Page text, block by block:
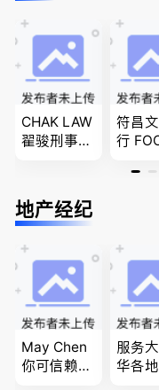
团聚，投资
移民以及各
类省提名和
技术移民
民和
08731
CHAK LAW
翟骏刑事交
民事诉讼/
房产过户
符昌
行
家庭
地产经纪
May Chen
你可信赖的
服务
华各